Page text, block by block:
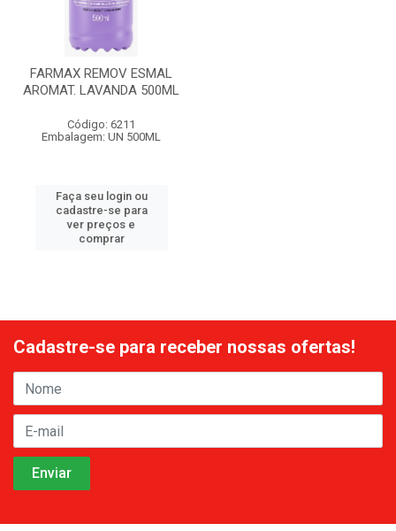
FARMAX REMOV ESMAL
AROMAT. LAVANDA 500ML
Código: 6211
Embalagem: UN 500ML
Faça seu login ou
cadastre-se para
ver preços e
comprar
Cadastre-se para receber nossas ofertas!